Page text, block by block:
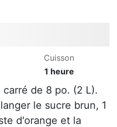
Cuisson
1 heure
de 8 po. (2 L).
le sucre brun, 1
d'orange et la